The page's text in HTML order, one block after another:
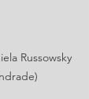
Russowsky